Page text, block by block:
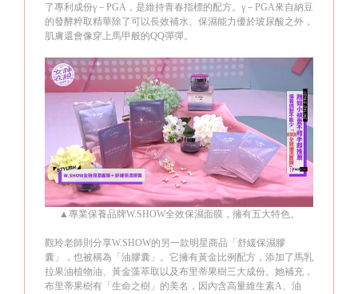
了專利成份γ－ PGA ，是維持青春指標的配方。 γ－ PGA來自納豆
的發酵粹取精華除了可以長效補水、保濕能力優於玻尿酸之外，
肌膚還會像穿上馬甲般的QQ彈彈。
▲ 專業保養品牌W.SHOW全效保濕面膜，擁有五大特色。
觀玲老師則分享W.SHOW的另一款明星商品「舒緩保濕膠
囊」，也被稱為「油膠囊」。它擁有黃金比例配方，添加了馬乳
拉果油植物油、黃金藻萃取以及布里蒂果樹三大成份。她補充，
布里蒂果樹有「生命之樹」的美名，因內含高量維生素A、油